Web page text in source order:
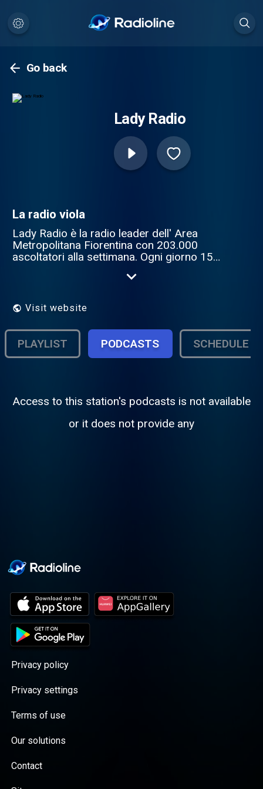
Go back
Lady Radio
La radio viola
Lady Radio è la radio leader dell' Area
Metropolitana Fiorentina con 203.000
ascoltatori alla settimana. Ogni giorno 15
reale, interviste e ospiti in studio e dal
spettacolo.
Visit website
PLAYLIST PODCASTS SCHEDULE
Access to this station's podcasts is not available
or it does not provide any
Privacy policy
Privacy settings
Terms of use
Our solutions
Contact